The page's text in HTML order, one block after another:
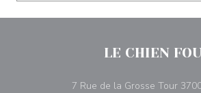
LE CHIEN FOU
7 Rue de la Grosse Tour